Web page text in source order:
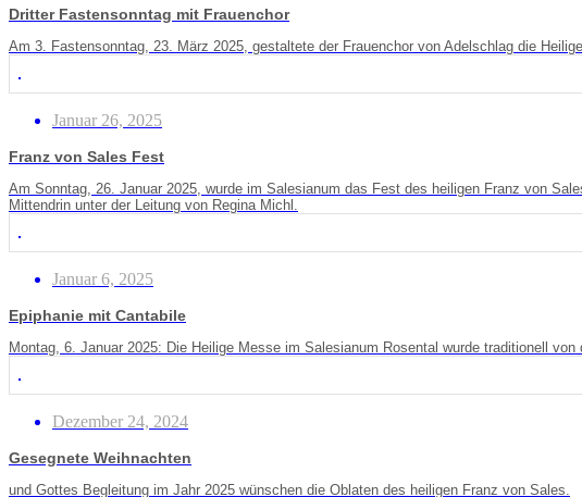
Dritter Fastensonntag mit Frauenchor
Am 3. Fastensonntag, 23. März 2025, gestaltete der Frauenchor von Adelschlag die
Januar 26, 2025
Franz von Sales Fest
Am Sonntag, 26. Januar 2025, wurde im Salesianum das Fest des heiligen Franz von
Mittendrin unter der Leitung von Regina Michl.
Januar 6, 2025
Epiphanie mit Cantabile
Montag, 6. Januar 2025: Die Heilige Messe im Salesianum Rosental wurde traditionell
Dezember 24, 2024
Gesegnete Weihnachten
und Gottes Begleitung im Jahr 2025 wünschen die Oblaten des heiligen Franz von Sales.